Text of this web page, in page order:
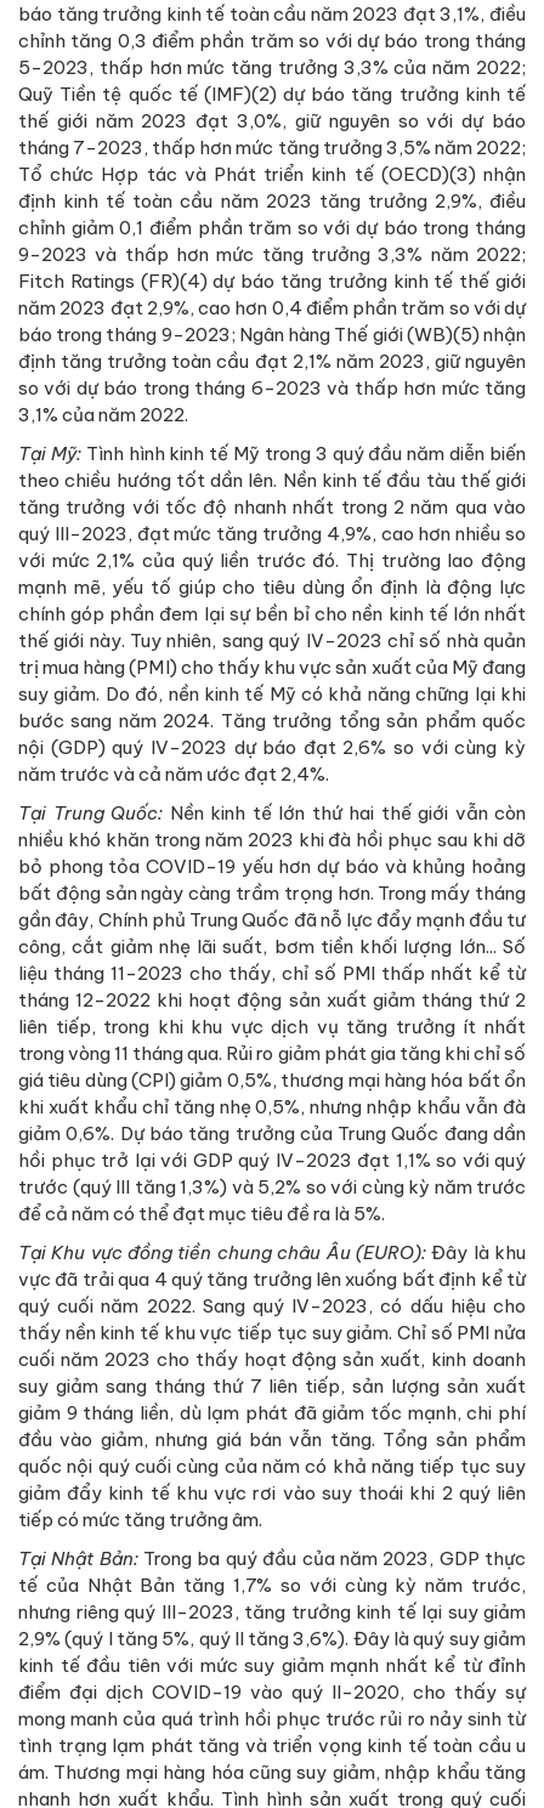
báo tăng trưởng kinh tế toàn cầu năm 2023 đạt 3,1%, điều
chỉnh tăng 0,3 điểm phần trăm so với dự báo trong tháng
5-2023, thấp hơn mức tăng trưởng 3,3% của năm 2022;
Quỹ Tiền tệ quốc tế (IMF)(2) dự báo tăng trưởng kinh tế
thế giới năm 2023 đạt 3,0%, giữ nguyên so với dự báo
tháng 7-2023, thấp hơn mức tăng trưởng 3,5% năm 2022;
Tổ chức Hợp tác và Phát triển kinh tế (OECD)(3) nhận
định kinh tế toàn cầu năm 2023 tăng trưởng 2,9%, điều
chỉnh giảm 0,1 điểm phần trăm so với dự báo trong tháng
9-2023 và thấp hơn mức tăng trưởng 3,3% năm 2022;
Fitch Ratings (FR)(4) dự báo tăng trưởng kinh tế thế giới
năm 2023 đạt 2,9%, cao hơn 0,4 điểm phần trăm so với dự
báo trong tháng 9-2023; Ngân hàng Thế giới (WB)(5) nhận
định tăng trưởng toàn cầu đạt 2,1% năm 2023, giữ nguyên
so với dự báo trong tháng 6-2023 và thấp hơn mức tăng
3,1% của năm 2022.
Tại Mỹ: Tình hình kinh tế Mỹ trong 3 quý đầu năm diễn biến
theo chiều hướng tốt dần lên. Nền kinh tế đầu tàu thế giới
tăng trưởng với tốc độ nhanh nhất trong 2 năm qua vào
quý III-2023, đạt mức tăng trưởng 4,9%, cao hơn nhiều so
với mức 2,1% của quý liền trước đó. Thị trường lao động
mạnh mẽ, yếu tố giúp cho tiêu dùng ổn định là động lực
chính góp phần đem lại sự bền bỉ cho nền kinh tế lớn nhất
thế giới này. Tuy nhiên, sang quý IV-2023 chỉ số nhà quản
trị mua hàng (PMI) cho thấy khu vực sản xuất của Mỹ đang
suy giảm. Do đó, nền kinh tế Mỹ có khả năng chững lại khi
bước sang năm 2024. Tăng trưởng tổng sản phẩm quốc
nội (GDP) quý IV-2023 dự báo đạt 2,6% so với cùng kỳ
năm trước và cả năm ước đạt 2,4%.
Tại Trung Quốc: Nền kinh tế lớn thứ hai thế giới vẫn còn
nhiều khó khăn trong năm 2023 khi đà hồi phục sau khi dỡ
bỏ phong tỏa COVID-19 yếu hơn dự báo và khủng hoảng
bất động sản ngày càng trầm trọng hơn. Trong mấy tháng
gần đây, Chính phủ Trung Quốc đã nỗ lực đẩy mạnh đầu tư
công, cắt giảm nhẹ lãi suất, bơm tiền khối lượng lớn... Số
liệu tháng 11-2023 cho thấy, chỉ số PMI thấp nhất kể từ
tháng 12-2022 khi hoạt động sản xuất giảm tháng thứ 2
liên tiếp, trong khi khu vực dịch vụ tăng trưởng ít nhất
trong vòng 11 tháng qua. Rủi ro giảm phát gia tăng khi chỉ số
giá tiêu dùng (CPI) giảm 0,5%, thương mại hàng hóa bất ổn
khi xuất khẩu chỉ tăng nhẹ 0,5%, nhưng nhập khẩu vẫn đà
giảm 0,6%. Dự báo tăng trưởng của Trung Quốc đang dần
hồi phục trở lại với GDP quý IV-2023 đạt 1,1% so với quý
trước (quý III tăng 1,3%) và 5,2% so với cùng kỳ năm trước
để cả năm có thể đạt mục tiêu đề ra là 5%.
Tại Khu vực đồng tiền chung châu Âu (EURO):Đây là khu
vực đã trải qua 4 quý tăng trưởng lên xuống bất định kể từ
quý cuối năm 2022. Sang quý IV-2023, có dấu hiệu cho
thấy nền kinh tế khu vực tiếp tục suy giảm. Chỉ số PMI nửa
cuối năm 2023 cho thấy hoạt động sản xuất, kinh doanh
suy giảm sang tháng thứ 7 liên tiếp, sản lượng sản xuất
giảm 9 tháng liền, dù lạm phát đã giảm tốc mạnh, chi phí
đầu vào giảm, nhưng giá bán vẫn tăng. Tổng sản phẩm
quốc nội quý cuối cùng của năm có khả năng tiếp tục suy
giảm đẩy kinh tế khu vực rơi vào suy thoái khi 2 quý liên
tiếp có mức tăng trưởng âm.
Tại Nhật Bản: Trong ba quý đầu của năm 2023, GDP thực
tế của Nhật Bản tăng 1,7% so với cùng kỳ năm trước,
nhưng riêng quý III-2023, tăng trưởng kinh tế lại suy giảm
2,9% (quý I tăng 5%, quý II tăng 3,6%). Đây là quý suy giảm
kinh tế đầu tiên với mức suy giảm mạnh nhất kể từ đỉnh
điểm đại dịch COVID-19 vào quý II-2020, cho thấy sự
mong manh của quá trình hồi phục trước rủi ro nảy sinh từ
tình trạng lạm phát tăng và triển vọng kinh tế toàn cầu u
ám. Thương mại hàng hóa cũng suy giảm, nhập khẩu tăng
nhanh hơn xuất khẩu. Tình hình sản xuất trong quý cuối